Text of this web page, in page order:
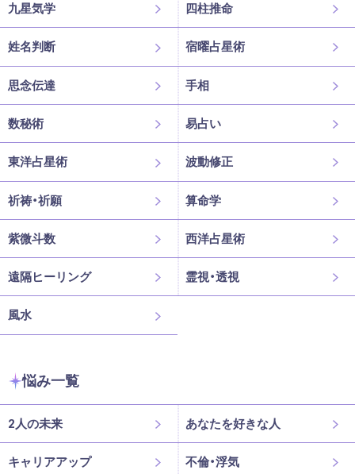
九星気学 四柱推命
姓名判断 宿曜占星術
思念伝達 手相
数秘術 易占い
東洋占星術 波動修正
祈祷・祈願 算命学
紫微斗数 西洋占星術
遠隔ヒーリング 霊視・透視
風水
悩み一覧
2人の未来 あなたを好きな人
キャリアアップ 不倫・浮気